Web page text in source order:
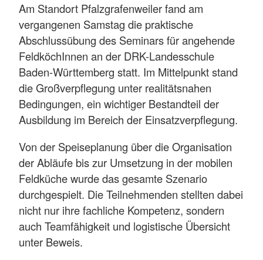
Am Standort Pfalzgrafenweiler fand am
vergangenen Samstag die praktische
Abschlussübung des Seminars für angehende
FeldköchInnen an der DRK-Landesschule
Baden-Württemberg statt. Im Mittelpunkt stand
die Großverpflegung unter realitätsnahen
Bedingungen, ein wichtiger Bestandteil der
Ausbildung im Bereich der Einsatzverpflegung.
Von der Speiseplanung über die Organisation
der Abläufe bis zur Umsetzung in der mobilen
Feldküche wurde das gesamte Szenario
durchgespielt. Die Teilnehmenden stellten dabei
nicht nur ihre fachliche Kompetenz, sondern
auch Teamfähigkeit und logistische Übersicht
unter Beweis.